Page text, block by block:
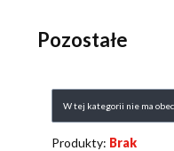
Pozostałe
Lista
W tej kategorii nie ma
Produkty: Brak